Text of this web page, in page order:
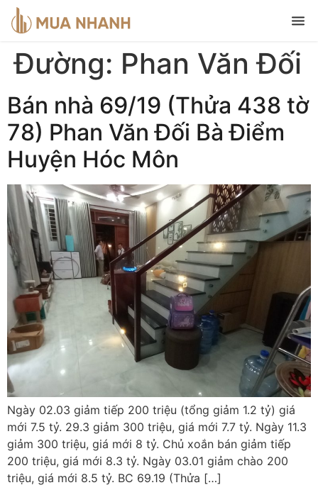
Đường: Phan Văn Đối
Bán nhà 69/19 (Thửa 438 tờ
78) Phan Văn Đối Bà Điểm
Huyện Hóc Môn
Ngày 02.03 giảm tiếp 200 triệu (tổng giảm 1.2 tỷ) giá
mới 7.5 tỷ. 29.3 giảm 300 triệu, giá mới 7.7 tỷ. Ngày 11.3
giảm 300 triệu, giá mới 8 tỷ. Chủ xoắn bán giảm tiếp
200 triệu, giá mới 8.3 tỷ. Ngày 03.01 giảm chào 200
triệu, giá mới 8.5 tỷ. BC 69.19 (Thửa […]